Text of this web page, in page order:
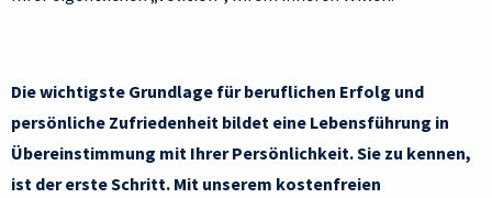
Die wichtigste Grundlage für beruflichen Erfolg und
persönliche Zufriedenheit bildet eine Lebensführung in
Übereinstimmung mit Ihrer Persönlichkeit. Sie zu kennen,
ist der erste Schritt. Mit unserem kostenfreien